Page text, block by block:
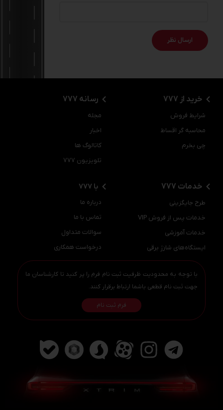
خرید از 777
شرایط فروش
محاسبه گر اقساط
چی بخرم
رسانه 777
مجله
اخبار
کاتالوگ ها
تلویزیون 777
خدمات 777
طرح جایگزینی
خدمات پس از فروش VIP
خدمات آموزشی
ایستگاه‌های شارژ برقی
با 777
درباره ما
تماس با ما
سوالات متداول
درخواست همکاری
با توجه به محدودیت ظرفیت ثبت نام فرم را پر کنید تا کارشناسان ما
جهت ثبت نام قطعی باشما ارتباط برقرار کنند.
فرم ثبت نام